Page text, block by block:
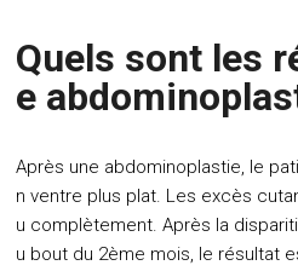
Quels sont les
e
Après une abdominoplastie, le
n ventre plus plat. Les excès
u complètement. Après la
u bout du 2ème mois, le résultat